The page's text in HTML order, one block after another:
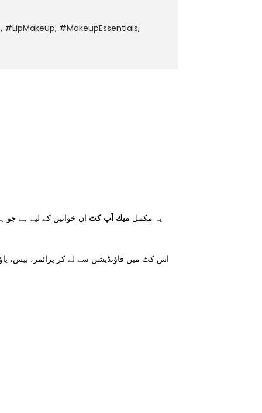
, #LipMakeup, #MakeupEssentials,
یہ مکمل میك اَپ کٹ ان خواتین کے لیے ہے
اس کٹ میں فاؤنڈیشن سے لے کر پرائمر، بیس،